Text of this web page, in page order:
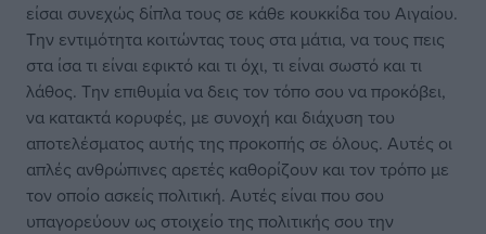
είσαι συνεχώς δίπλα τους σε κάθε κουκκίδα του Αιγαίου.
Την εντιμότητα κοιτώντας τους στα μάτια, να τους πεις
στα ίσα τι είναι εφικτό και τι όχι, τι είναι σωστό και τι
λάθος. Την επιθυμία να δεις τον τόπο σου να προκόβει,
να κατακτά κορυφές, με συνοχή και διάχυση του
αποτελέσματος αυτής της προκοπής σε όλους. Αυτές οι
απλές ανθρώπινες αρετές καθορίζουν και τον τρόπο με
τον οποίο ασκείς πολιτική. Αυτές είναι που σου
υπαγορεύουν ως στοιχείο της πολιτικής σου την